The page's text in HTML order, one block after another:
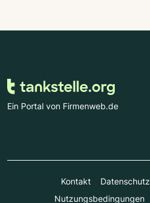
Ein Portal von Firmenweb.de
Kontakt Datenschutz
Nutzungsbedingungen